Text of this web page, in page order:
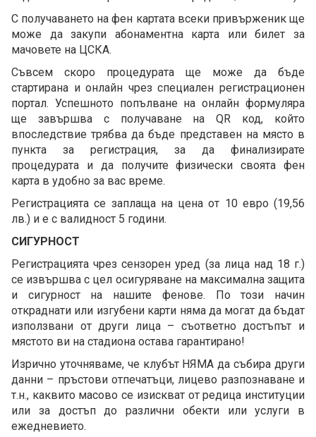
С получаването на фен картата всеки привърженик ще
може да закупи абонаментна карта или билет за
мачовете на ЦСКА.
Съвсем скоро процедурата ще може да бъде
стартирана и онлайн чрез специален регистрационен
портал. Успешното попълване на онлайн формуляра
ще завършва с получаване на QR код, който
впоследствие трябва да бъде представен на място в
пункта за регистрация, за да финализирате
процедурата и да получите физически своята фен
карта в удобно за вас време.
Регистрацията се заплаща на цена от 10 евро (19,56
лв.) и е с валидност 5 години.
СИГУРНОСТ
Регистрацията чрез сензорен уред (за лица над 18 г.)
се извършва с цел осигуряване на максимална защита
и сигурност на нашите фенове. По този начин
откраднати или изгубени карти няма да могат да бъдат
използвани от други лица – съответно достъпът и
мястото ви на стадиона остава гарантирано!
Изрично уточняваме, че клубът НЯМА да събира други
данни – пръстови отпечатъци, лицево разпознаване и
т.н., каквито масово се изискват от редица институции
или за достъп до различни обекти или услуги в
ежедневието.